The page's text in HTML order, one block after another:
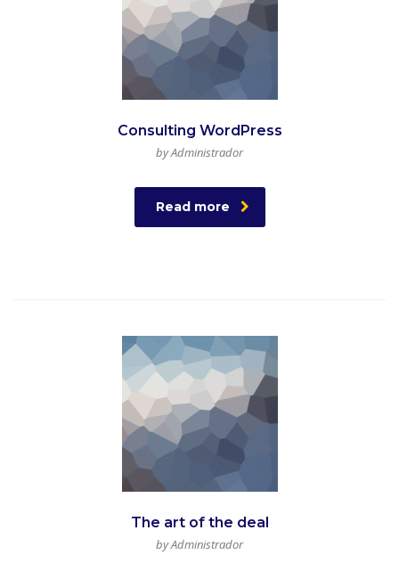
Consulting WordPress
by Administrador
Read more
The art of the deal
by Administrador